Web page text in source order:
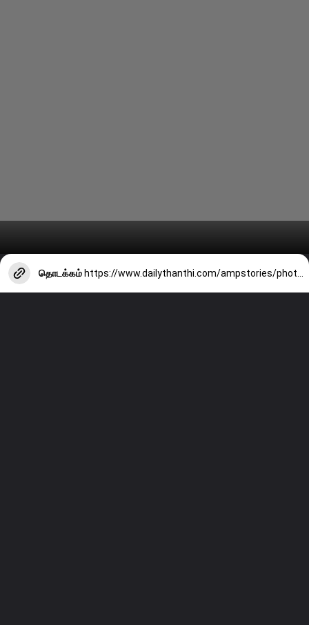
தொடக்கம் https://www.dailythanthi.com/ampstories/photo-story/how-to-make-delicious-carrot-and-khoya-laddus-that-kids-will-love